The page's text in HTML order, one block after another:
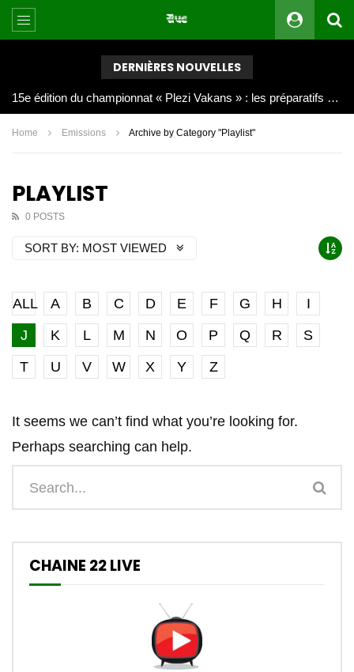
DERNIÈRES NOUVELLES
Joy Clerf Derisier, sur les traces de son père : évangéliser par la musique
Home Emissions Archive by Category "Playlist"
PLAYLIST
0 POSTS
SORT BY: MOST VIEWED
ALL A B C D E F G H
I
J
K L M N O P Q R
S
T
U V W X Y Z
It seems we can’t find what you’re looking for.
Perhaps searching can help.
CHAINE 22 LIVE